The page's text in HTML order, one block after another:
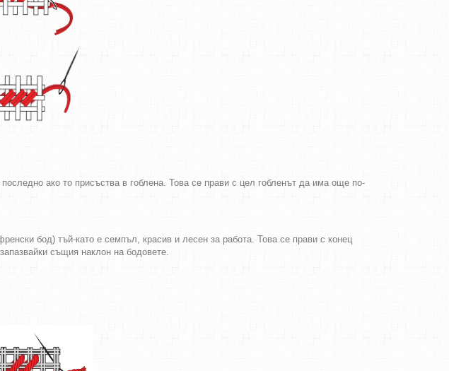
ако то присъства в гоблена. Това се прави с цел гобленът да има още по-
бод) тъй-като е семпъл, красив и лесен за работа. Това се прави с конец
същия наклон на бодовете.